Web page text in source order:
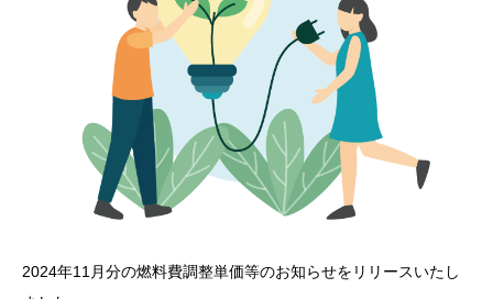
2024年11月分の燃料費調整単価等のお知らせをリリースいたし